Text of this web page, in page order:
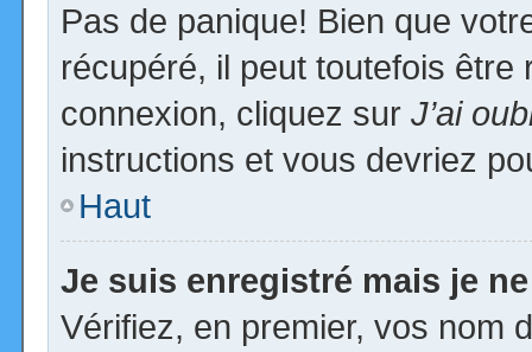
Pas de panique! Bien que
récupéré, il peut toutefois
connexion, cliquez sur J’ai
instructions et vous devriez
Haut
Je suis enregistré mais je
Vérifiez, en premier, vos nom